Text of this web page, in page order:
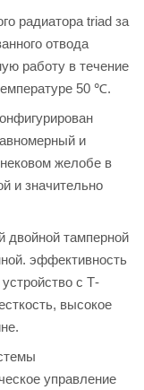
радиатора triad за
отвода
работу в течение
50 ℃.
и
желобе в
и значительно
двойной тамперной
эффективность
с Т-
высокое
управление